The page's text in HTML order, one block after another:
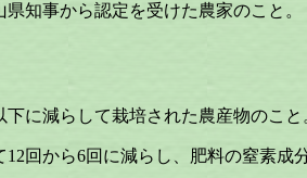
事から認定を受けた農家のこと。
減らして栽培された農産物のこと
ら6回に減らし、肥料の窒素成分